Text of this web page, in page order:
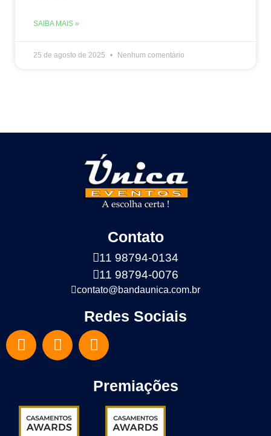
SAIBA MAIS »
25 de agosto de 2025 Nenhum comentário
Contato
11 98794-0134
11 98794-0076
contato@bandaunica.com.br
Redes Sociais
Premiações